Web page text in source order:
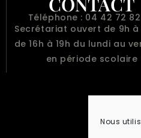
Nous
Téléphone : 04 42 72
Secrétariat ouvert de 9h à
de 16h à 19h du lundi au
en période scolaire